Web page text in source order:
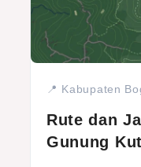
📍 Kabupaten
Rute dan
Gunung